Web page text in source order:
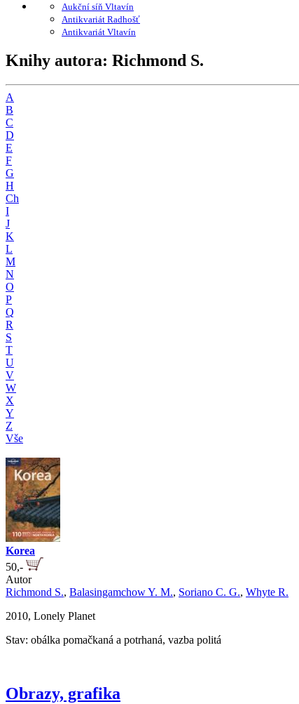
Aukční síň Vltavín
Antikvariát Radhošť
Antikvariát Vltavín
Knihy autora: Richmond S.
A
B
C
D
E
F
G
H
Ch
I
J
K
L
M
N
O
P
Q
R
S
T
U
V
W
X
Y
Z
Vše
Korea
50,-
Autor
Richmond S., Balasingamchow Y. M., Soriano C. G., Whyte R.
2010, Lonely Planet
Stav: obálka pomačkaná a potrhaná, vazba politá
Obrazy, grafika